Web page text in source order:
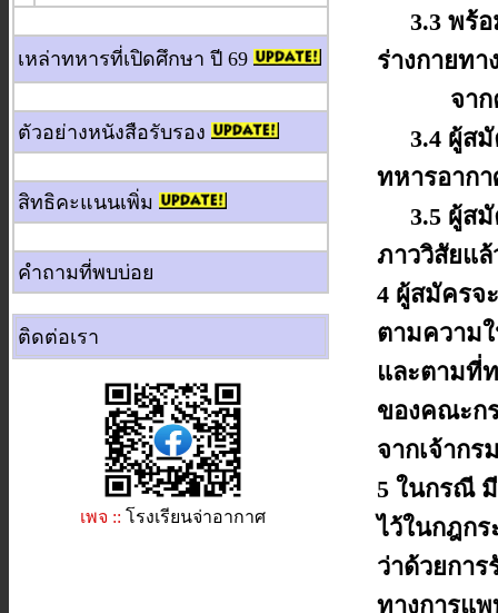
เหล่าทหารที่เปิดศึกษา ปี 69
ตัวอย่างหนังสือรับรอง
สิทธิคะแนนเพิ่ม
คำถามที่พบบ่อย
ติดต่อเรา
เพจ :: โรงเรียนจ่าอากาศ
3.3 พร้อ
ร่างกายท
จากคณะ
3.4 ผู้สมั
ทหารอาก
3.5 ผู้สมั
ภาววิสัยแ
4 ผู้สมัครจ
ตามความ
และตามที่
ของคณะก
จากเจ้าก
5 ในกรณี
ไว้ในกฎก
ว่าด้วยกา
ทางการแ